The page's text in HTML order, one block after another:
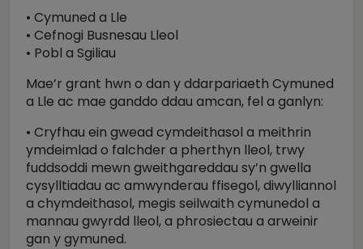
• Cymuned a Lle
• Cefnogi Busnesau Lleol
• Pobl a Sgiliau
Mae’r grant hwn o dan y ddarpariaeth Cymuned
a Lle ac mae ganddo ddau amcan, fel a ganlyn:
• Cryfhau ein gwead cymdeithasol a meithrin
ymdeimlad o falchder a pherthyn lleol, trwy
fuddsoddi mewn gweithgareddau sy’n gwella
cysylltiadau ac amwynderau ffisegol, diwylliannol
a chymdeithasol, megis seilwaith cymunedol a
mannau gwyrdd lleol, a phrosiectau a arweinir
gan y gymuned.